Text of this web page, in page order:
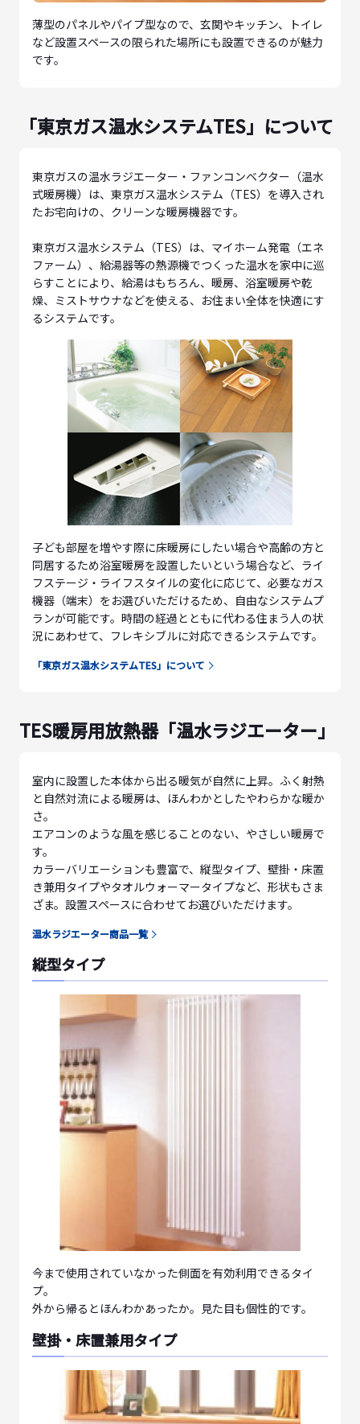
薄型のパネルやパイプ型なので、玄関やキッチン、トイレ
など設置スペースの限られた場所にも設置できるのが魅力
です。
「東京ガス温水システムTES」について
東京ガスの温水ラジエーター・ファンコンベクター（温水
式暖房機）は、東京ガス温水システム（TES）を導入され
たお宅向けの、クリーンな暖房機器です。
東京ガス温水システム（TES）は、マイホーム発電（エネ
ファーム）、給湯器等の熱源機でつくった温水を家中に巡
らすことにより、給湯はもちろん、暖房、浴室暖房や乾
燥、ミストサウナなどを使える、お住まい全体を快適にす
るシステムです。
子ども部屋を増やす際に床暖房にしたい場合や高齢の方と
同居するため浴室暖房を設置したいという場合など、ライ
フステージ・ライフスタイルの変化に応じて、必要なガス
機器（端末）をお選びいただけるため、自由なシステムプ
ランが可能です。時間の経過とともに代わる住まう人の状
況にあわせて、フレキシブルに対応できるシステムです。
「東京ガス温水システムTES」について
TES暖房用放熱器「温水ラジエーター」
室内に設置した本体から出る暖気が自然に上昇。ふく射熱
と自然対流による暖房は、ほんわかとしたやわらかな暖か
さ。
エアコンのような風を感じることのない、やさしい暖房で
す。
カラーバリエーションも豊富で、縦型タイプ、壁掛・床置
き兼用タイプやタオルウォーマータイプなど、形状もさま
ざま。設置スペースに合わせてお選びいただけます。
温水ラジエーター商品一覧
縦型タイプ
今まで使用されていなかった側面を有効利用できるタイ
プ。
外から帰るとほんわかあったか。見た目も個性的です。
壁掛・床置兼用タイプ